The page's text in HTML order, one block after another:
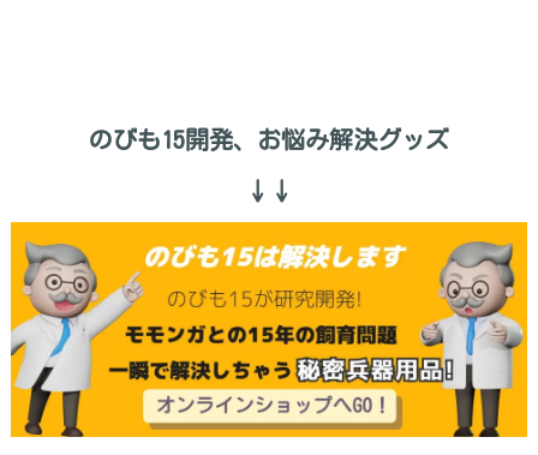
のびも15開発、お悩み解決グッズ
↓↓